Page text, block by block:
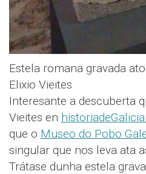
Estela romana gravada
Elixio Vieites
Interesante a descuberta
Vieites en
que o Museo do Pobo
singular que nos leva ata
Trátase dunha estela